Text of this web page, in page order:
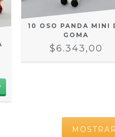
10 OSO PANDA MINI
GOMA
$6.343,00